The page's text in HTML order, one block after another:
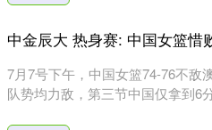
中金辰大 热身赛: 中国女篮惜
7月7号下午，中国女篮74-76不敌
队势均力敌，第三节中国仅拿到6